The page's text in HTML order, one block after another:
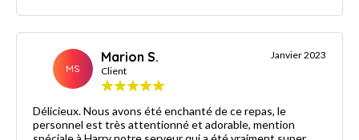
MS
Marion S.
Client
Janvier 2023
Délicieux. Nous avons été enchanté de ce repas, le
personnel est très attentionné et adorable, mention